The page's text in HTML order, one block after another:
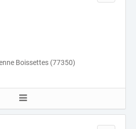
Boissettes (77350)